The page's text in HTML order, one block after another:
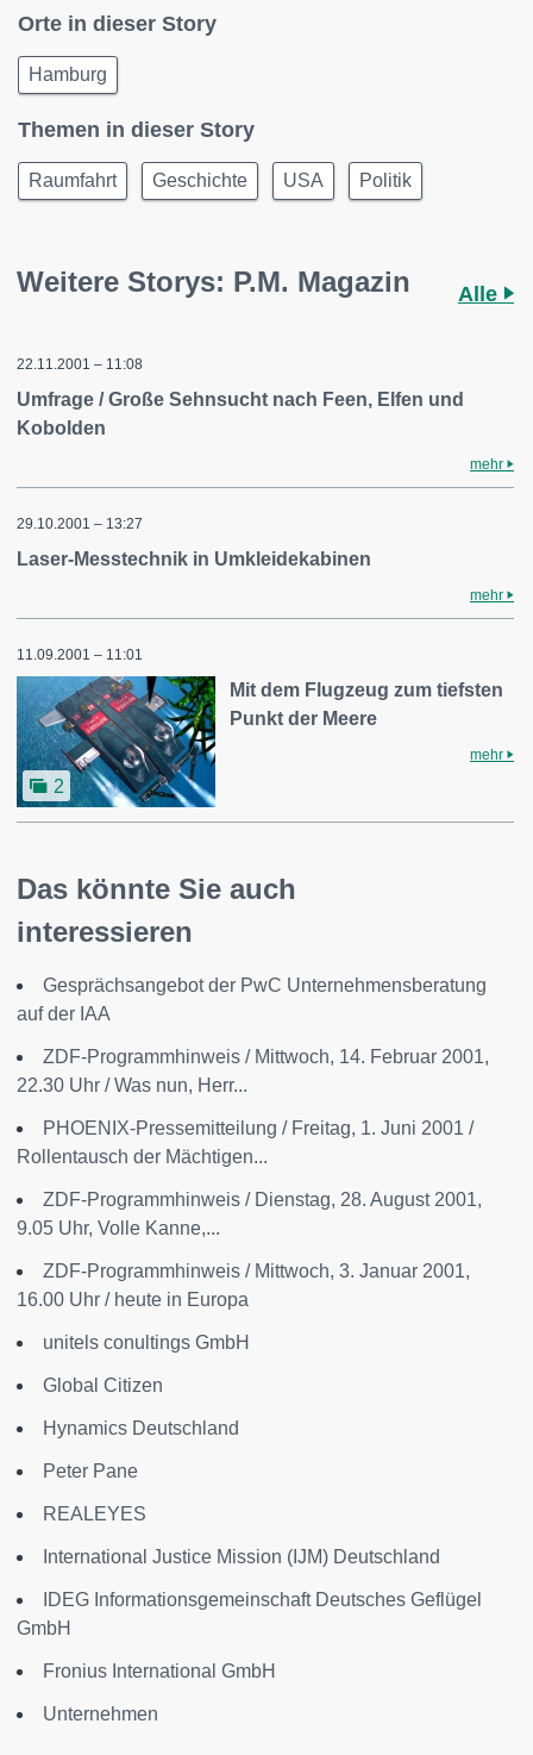
Orte in dieser Story
Hamburg
Themen in dieser Story
Raumfahrt Geschichte USA Politik
Weitere Storys: P.M. Magazin Alle
22.11.2001 – 11:08
Umfrage / Große Sehnsucht nach Feen, Elfen und
Kobolden
mehr
29.10.2001 – 13:27
Laser-Messtechnik in Umkleidekabinen
mehr
11.09.2001 – 11:01
2
Mit dem Flugzeug zum tiefsten
Punkt der Meere
mehr
Das könnte Sie auch
interessieren
Gesprächsangebot der PwC Unternehmensberatung
auf der IAA
ZDF-Programmhinweis / Mittwoch, 14. Februar 2001,
22.30 Uhr / Was nun, Herr...
PHOENIX-Pressemitteilung / Freitag, 1. Juni 2001 /
Rollentausch der Mächtigen...
ZDF-Programmhinweis / Dienstag, 28. August 2001,
9.05 Uhr, Volle Kanne,...
ZDF-Programmhinweis / Mittwoch, 3. Januar 2001,
16.00 Uhr / heute in Europa
unitels conultings GmbH
Global Citizen
Hynamics Deutschland
Peter Pane
REALEYES
International Justice Mission (IJM) Deutschland
IDEG Informationsgemeinschaft Deutsches Geflügel
GmbH
Fronius International GmbH
Unternehmen